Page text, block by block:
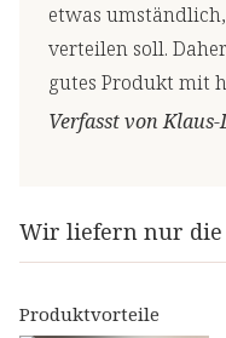
etwas
verteilen soll.
gutes Produkt mit
Verfasst von
Wir liefern nur die
Produktvorteile